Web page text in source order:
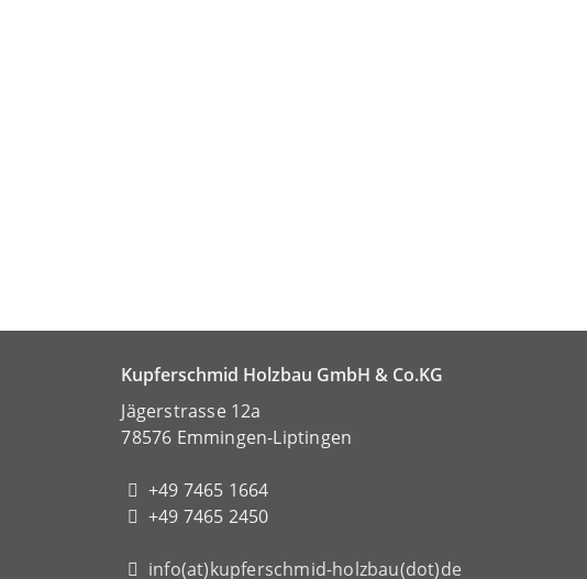
Kupferschmid Holzbau GmbH & Co.KG
Jägerstrasse 12a
78576 Emmingen-Liptingen
+49 7465 1664
+49 7465 2450
info(at)kupferschmid-holzbau(dot)de